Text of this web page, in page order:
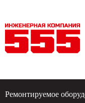
Ремонтируемое